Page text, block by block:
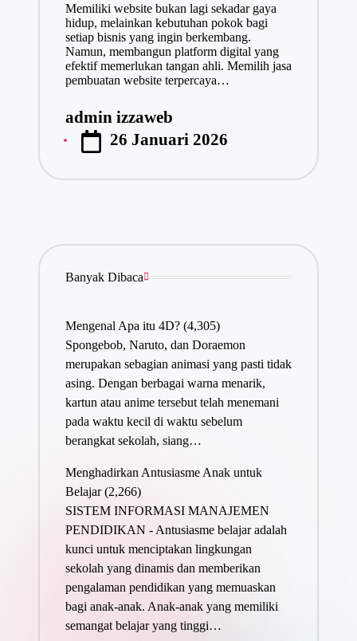
Memiliki website bukan lagi sekadar gaya
hidup, melainkan kebutuhan pokok bagi
setiap bisnis yang ingin berkembang.
Namun, membangun platform digital yang
efektif memerlukan tangan ahli. Memilih jasa
pembuatan website terpercaya…
Posted
by
admin izzaweb
26 Januari 2026
Banyak Dibaca
Mengenal Apa itu 4D? (4,305)
Spongebob, Naruto, dan Doraemon
merupakan sebagian animasi yang pasti tidak
asing. Dengan berbagai warna menarik,
kartun atau anime tersebut telah menemani
pada waktu kecil di waktu sebelum
berangkat sekolah, siang…
Menghadirkan Antusiasme Anak untuk
Belajar (2,266)
SISTEM INFORMASI MANAJEMEN
PENDIDIKAN - Antusiasme belajar adalah
kunci untuk menciptakan lingkungan
sekolah yang dinamis dan memberikan
pengalaman pendidikan yang memuaskan
bagi anak-anak. Anak-anak yang memiliki
semangat belajar yang tinggi…